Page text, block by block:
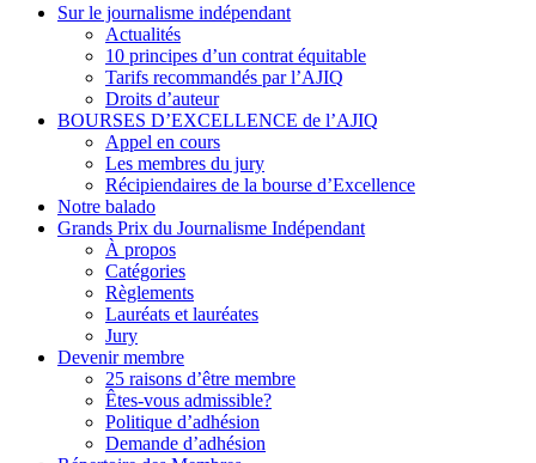
Menu
Sur le journalisme indépendant
Actualités
10 principes d’un contrat équitable
Tarifs recommandés par l’AJIQ
Droits d’auteur
BOURSES D’EXCELLENCE de l’AJIQ
Appel en cours
Les membres du jury
Récipiendaires de la bourse d’Excellence
Notre balado
Grands Prix du Journalisme Indépendant
À propos
Catégories
Règlements
Lauréats et lauréates
Jury
Devenir membre
25 raisons d’être membre
Êtes-vous admissible?
Politique d’adhésion
Demande d’adhésion